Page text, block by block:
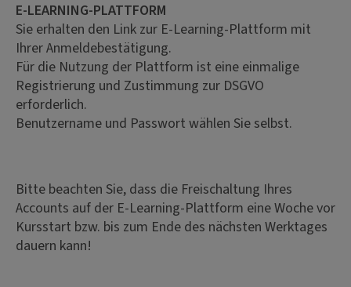
E-LEARNING-PLATTFORM
Sie erhalten den Link zur E-Learning-Plattform mit
Ihrer Anmeldebestätigung.
Für die Nutzung der Plattform ist eine einmalige
Registrierung und Zustimmung zur DSGVO
erforderlich.
Benutzername und Passwort wählen Sie selbst.
Bitte beachten Sie, dass die Freischaltung Ihres
Accounts auf der E-Learning-Plattform eine Woche vor
Kursstart bzw. bis zum Ende des nächsten Werktages
dauern kann!